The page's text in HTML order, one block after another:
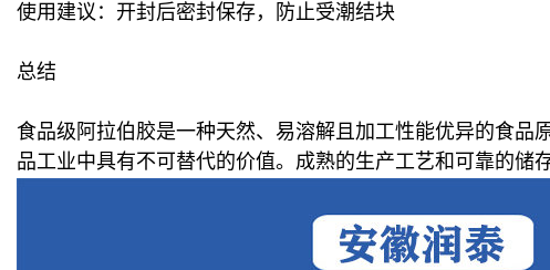
使用建议：开封后密封保存，防止受潮结块
总结
食品级阿拉伯胶是一种天然、易溶解且加工性能优异的食
品工业中具有不可替代的价值。成熟的生产工艺和可靠的储